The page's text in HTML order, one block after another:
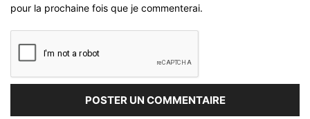
pour la prochaine fois que je commenterai.